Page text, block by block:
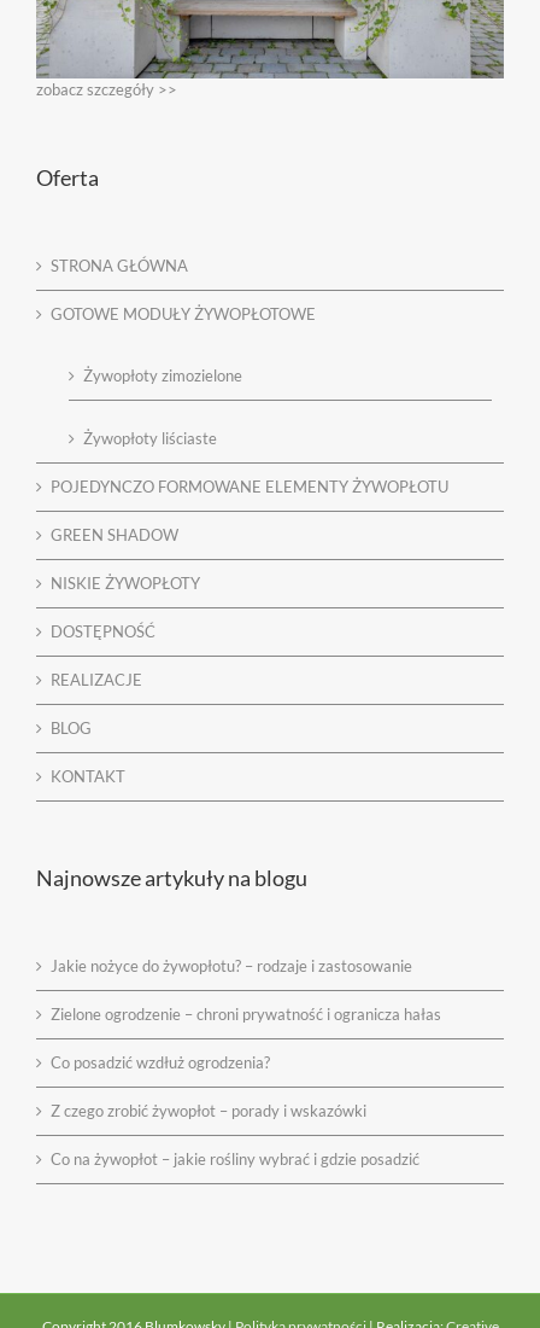
zobacz szczegóły >>
Oferta
STRONA GŁÓWNA
GOTOWE MODUŁY ŻYWOPŁOTOWE
Żywopłoty zimozielone
Żywopłoty liściaste
POJEDYNCZO FORMOWANE ELEMENTY ŻYWOPŁOTU
GREEN SHADOW
NISKIE ŻYWOPŁOTY
DOSTĘPNOŚĆ
REALIZACJE
BLOG
KONTAKT
Najnowsze artykuły na blogu
Jakie nożyce do żywopłotu? – rodzaje i zastosowanie
Zielone ogrodzenie – chroni prywatność i ogranicza hałas
Co posadzić wzdłuż ogrodzenia?
Z czego zrobić żywopłot – porady i wskazówki
Co na żywopłot – jakie rośliny wybrać i gdzie posadzić